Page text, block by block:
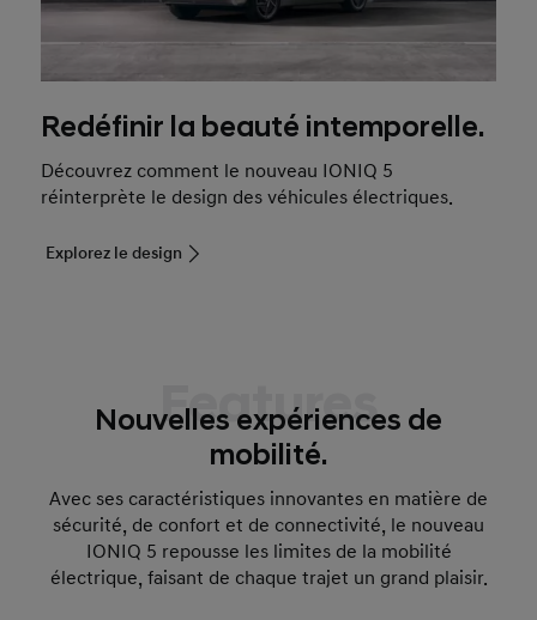
Redéfinir la beauté intemporelle.
Découvrez comment le nouveau IONIQ 5
réinterprète le design des véhicules électriques.
Explorez le design
Features
Nouvelles expériences de
mobilité.
Avec ses caractéristiques innovantes en matière de
sécurité, de confort et de connectivité, le nouveau
IONIQ 5 repousse les limites de la mobilité
électrique, faisant de chaque trajet un grand plaisir.